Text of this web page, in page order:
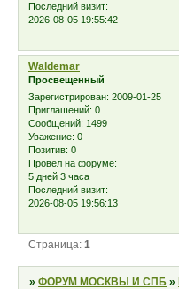
Последний визит:
2026-08-05 19:55:42
Waldemar
Просвещенный
Зарегистрирован: 2009-01-25
Приглашений: 0
Сообщений: 1499
Уважение: 0
Позитив: 0
Провел на форуме:
5 дней 3 часа
Последний визит:
2026-08-05 19:56:13
Страница:1
»ФОРУМ МОСКВЫ И СПБ »